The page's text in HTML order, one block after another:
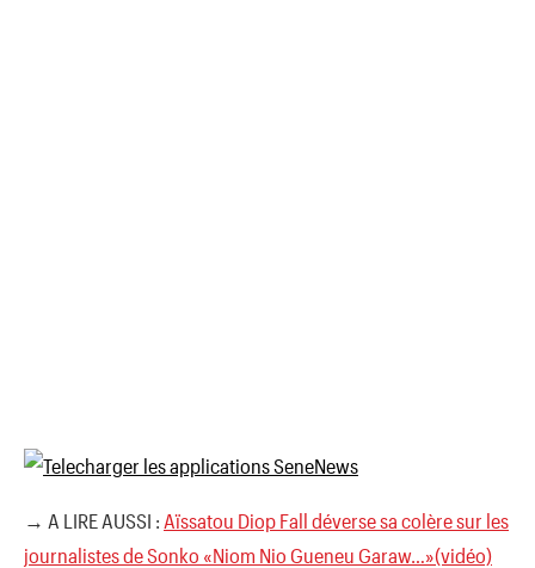
→ A LIRE AUSSI : Aïssatou Diop Fall déverse sa colère sur les
journalistes de Sonko «Niom Nio Gueneu Garaw…»(vidéo)